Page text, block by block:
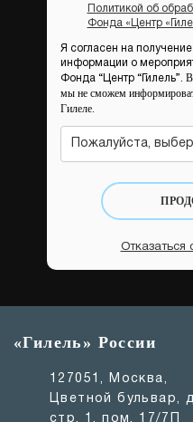
Политикой об
Фонда «Центр
Я согласен на
информации о
Фонда “Центр “Гилель”.
мы не сможем
Гилеле.
Пожалуйста,
Отказаться
«Гилель» России
127051, Москва,
Цветной бульвар,
стр. 1, пом. 17/7П